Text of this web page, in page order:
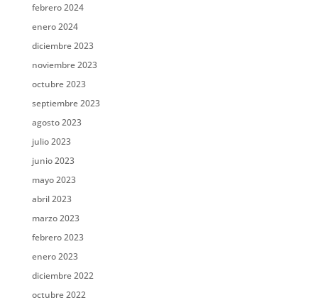
febrero 2024
enero 2024
diciembre 2023
noviembre 2023
octubre 2023
septiembre 2023
agosto 2023
julio 2023
junio 2023
mayo 2023
abril 2023
marzo 2023
febrero 2023
enero 2023
diciembre 2022
octubre 2022